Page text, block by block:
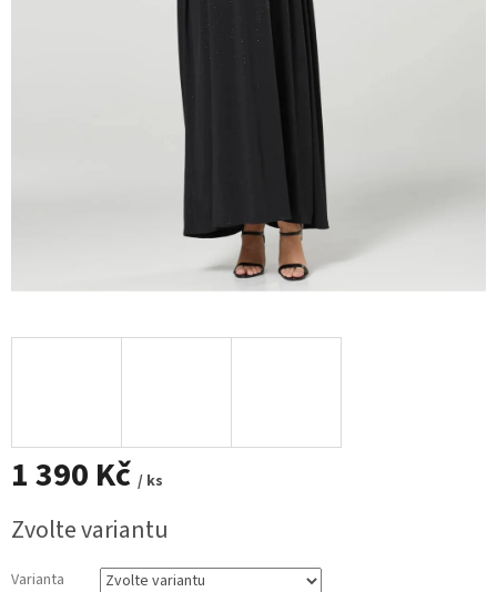
1 390 Kč / ks
cena:
Zvolte variantu
Varianta